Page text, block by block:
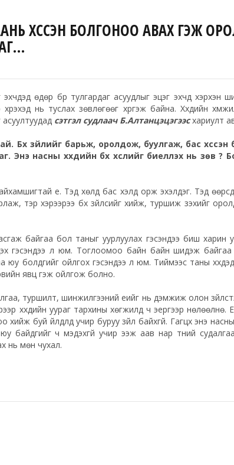
ХҮССЭН БОЛГОНОО АВАХ ГЭЖ
эхчүүдэд өдөр бүр тулгардаг асуудлыг эцэг эхчүүд хэрхэн
нь туслах зөвлөгөөг хүргэж байна. Хүүхдийн
асуултуудад сэтгэл судлаач Б.Алтанцэцэгээсхариулт
Бүх зүйлийг барьж, оролдож, буулгаж, бас
насны хүүхдийн бүх хүслийг биелүүлэх нь зөв үү?
үе. Тэд хөлд бас хэлд орж эхэлдэг. Тэд
тэр хэрээрээ бүх зүйлсийг хийж, туршиж үзэхийг
байгаа бол таныг уурлуулах гэсэндээ биш харин
гэсэндээ л юм. Тоглоомоо байн байн шидэж
юу болдгийг ойлгох гэсэндээ л юм. Тиймээс таны
явц гэж ойлгож болно.
туршилт, шинжилгээний үеийг нь дэмжиж олон
хүүхдийн уураг тархины хөгжилд ч эергээр нөлөөлнө.
буй үйлдлүүд учир буруу зүйл байхгүй. Гагцхүү энэ
байдгийг ч мэдэхгүй учир ээж аав нар түүний
нь мөн чухал.